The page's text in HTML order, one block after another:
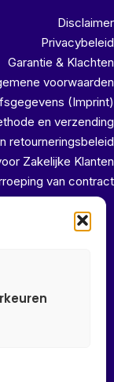
Disclaimer
Privacybeleid
Garantie & Klachten
voorwaarden
(Imprint)
en verzending
retourneringsbeleid
Zakelijke Klanten
van contract